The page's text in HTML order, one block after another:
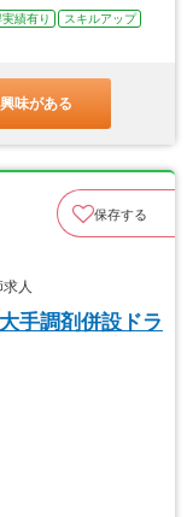
績有り
スキルアップ
味がある
保存する
人
手調剤併設ドラ